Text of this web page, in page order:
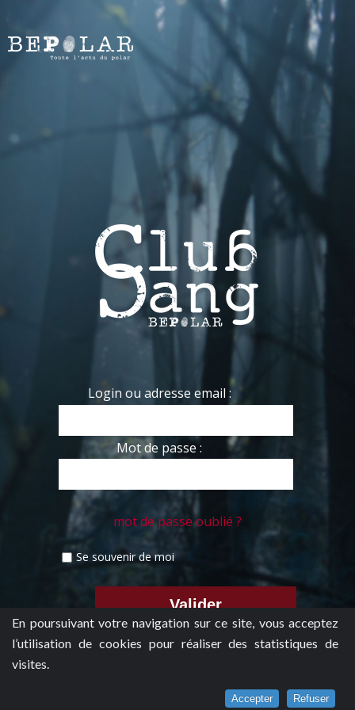
En poursuivant votre navigation sur ce site, vous acceptez
l’utilisation de cookies pour réaliser des statistiques de
visites.
Accepter Refuser
Login ou adresse email :
Mot de passe :
mot de passe oublié ?
Se souvenir de moi